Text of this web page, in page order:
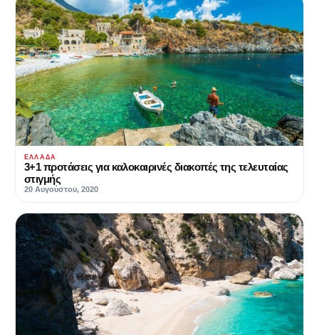
ΕΛΛΆΔΑ
3+1 προτάσεις για καλοκαιρινές διακοπές της τελευταίας
στιγμής
20 Αυγούστου, 2020